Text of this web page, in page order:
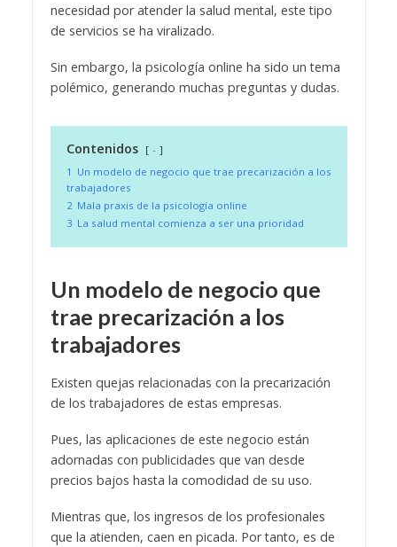
necesidad por atender la salud mental, este tipo
de servicios se ha viralizado.
Sin embargo, la psicología online ha sido un tema
polémico, generando muchas preguntas y dudas.
Contenidos
-
1 Un modelo de negocio que trae precarización a los
trabajadores
2 Mala praxis de la psicología online
3 La salud mental comienza a ser una prioridad
Un modelo de negocio que
trae precarización a los
trabajadores
Existen quejas relacionadas con la precarización
de los trabajadores de estas empresas.
Pues, las aplicaciones de este negocio están
adornadas con publicidades que van desde
precios bajos hasta la comodidad de su uso.
Mientras que, los ingresos de los profesionales
que la atienden, caen en picada. Por tanto, es de